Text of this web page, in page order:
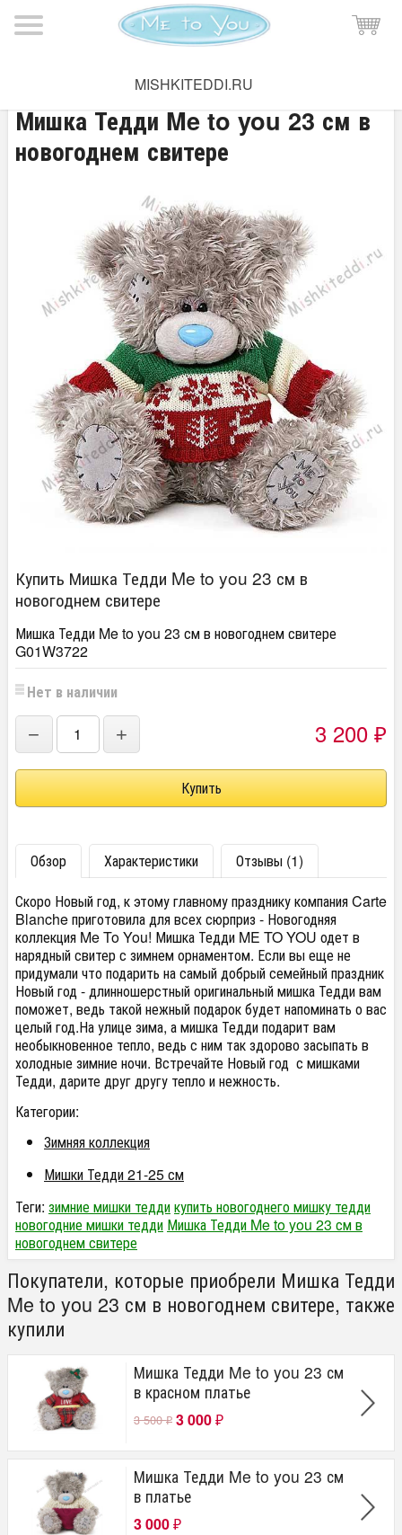
MISHKITEDDI.RU
Мишка Тедди Me to you 23 см в
новогоднем свитере
Купить Мишка Тедди Me to you 23 см в
новогоднем свитере
Мишка Тедди Me to you 23 см в новогоднем свитере
G01W3722
Нет в наличии
− + 3 200 ₽
Обзор Характеристики
Отзывы (1)
Скоро Новый год, к этому главному празднику компания Carte
Blanche приготовила для всех сюрприз - Новогодняя
коллекция Me To You! Мишка Тедди ME TO YOU одет в
нарядный свитер с зимнем орнаментом. Если вы еще не
придумали что подарить на самый добрый семейный праздник
Новый год - длинношерстный оригинальный мишка Тедди вам
поможет, ведь такой нежный подарок будет напоминать о вас
целый год.На улице зима, а мишка Тедди подарит вам
необыкновенное тепло, ведь с ним так здорово засыпать в
холодные зимние ночи. Встречайте Новый год с мишками
Тедди, дарите друг другу тепло и нежность.
Категории:
Зимняя коллекция
Мишки Тедди 21-25 см
Теги: зимние мишки теддикупить новогоднего мишку тедди
новогодние мишки тедди Мишка Тедди Me to you 23 см в
новогоднем свитере
Покупатели, которые приобрели Мишка Тедди
Me to you 23 см в новогоднем свитере, также
купили
Мишка Тедди Me to you 23 см
в красном платье
3 500₽ 3 000 ₽
Мишка Тедди Me to you 23 см
в платье
3 000 ₽